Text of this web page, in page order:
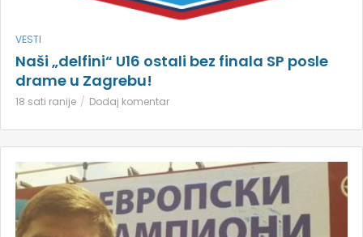
VESTI
Naši „delfini“ U16 ostali bez finala SP posle
drame u Zagrebu!
18 sati ranije Dodaj komentar